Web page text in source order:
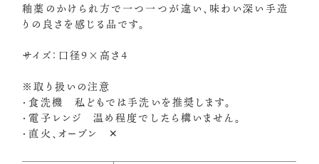
釉薬のかけられ方で一つ一つが違い、味わい深い手造
りの良さを感じる品です。
サイズ：口径9×高さ4
※取り扱いの注意
・食洗機 私どもでは手洗いを推奨します。
・電子レンジ 温め程度でしたら構いません。
・直火、オーブン ✕